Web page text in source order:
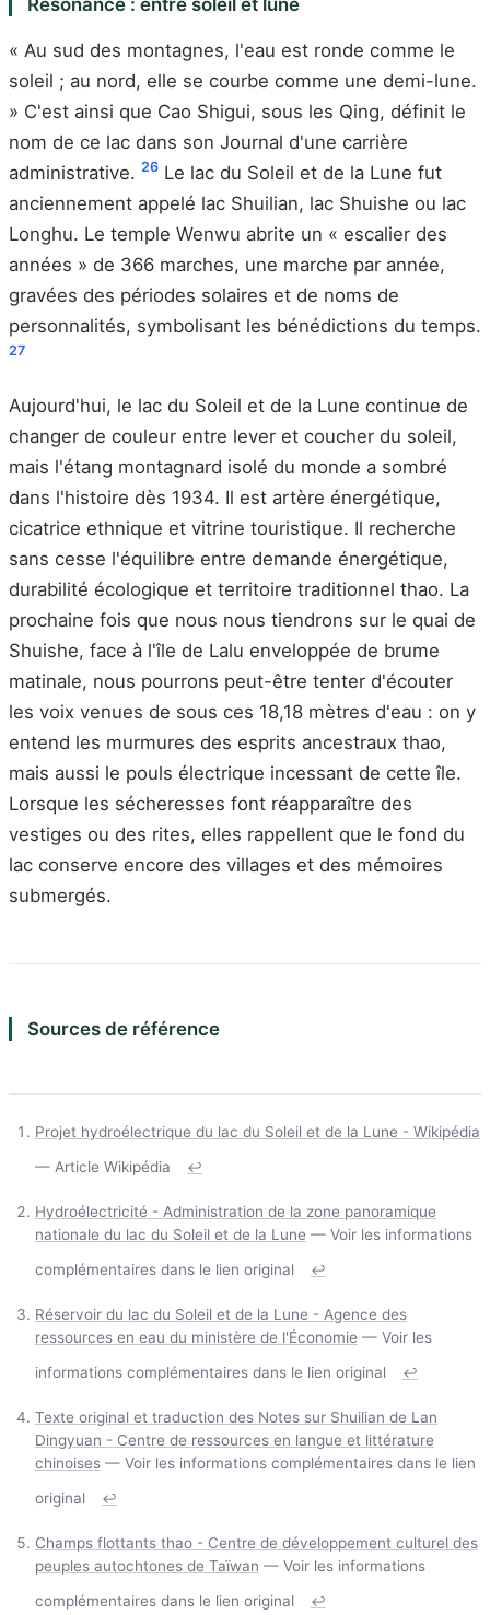
« Au sud des montagnes, l'eau est ronde comme le
soleil ; au nord, elle se courbe comme une demi-lune.
» C'est ainsi que Cao Shigui, sous les Qing, définit le
nom de ce lac dans son Journal d'une carrière
administrative. 26 Le lac du Soleil et de la Lune fut
anciennement appelé lac Shuilian, lac Shuishe ou lac
Longhu. Le temple Wenwu abrite un « escalier des
années » de 366 marches, une marche par année,
gravées des périodes solaires et de noms de
personnalités, symbolisant les bénédictions du temps.
27
Aujourd'hui, le lac du Soleil et de la Lune continue de
changer de couleur entre lever et coucher du soleil,
mais l'étang montagnard isolé du monde a sombré
dans l'histoire dès 1934. Il est artère énergétique,
cicatrice ethnique et vitrine touristique. Il recherche
sans cesse l'équilibre entre demande énergétique,
durabilité écologique et territoire traditionnel thao. La
prochaine fois que nous nous tiendrons sur le quai de
Shuishe, face à l'île de Lalu enveloppée de brume
matinale, nous pourrons peut-être tenter d'écouter
les voix venues de sous ces 18,18 mètres d'eau : on y
entend les murmures des esprits ancestraux thao,
mais aussi le pouls électrique incessant de cette île.
Lorsque les sécheresses font réapparaître des
vestiges ou des rites, elles rappellent que le fond du
lac conserve encore des villages et des mémoires
submergés.
Sources de référence
Projet hydroélectrique du lac du Soleil et de la Lune - Wikipédia
— Article Wikipédia
↩
Hydroélectricité - Administration de la zone panoramique
nationale du lac du Soleil et de la Lune — Voir les informations
complémentaires dans le lien original
↩
Réservoir du lac du Soleil et de la Lune - Agence des
ressources en eau du ministère de l'Économie — Voir les
informations complémentaires dans le lien original
↩
Texte original et traduction des Notes sur Shuilian de Lan
Dingyuan - Centre de ressources en langue et littérature
chinoises — Voir les informations complémentaires dans le lien
original
↩
Champs flottants thao - Centre de développement culturel des
peuples autochtones de Taïwan — Voir les informations
complémentaires dans le lien original
↩